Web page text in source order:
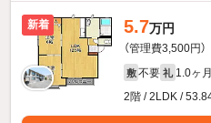
新着 5.7万円
（管理費3,500円）
敷 不要 礼 1.0ヶ月
2階 / 2LDK /